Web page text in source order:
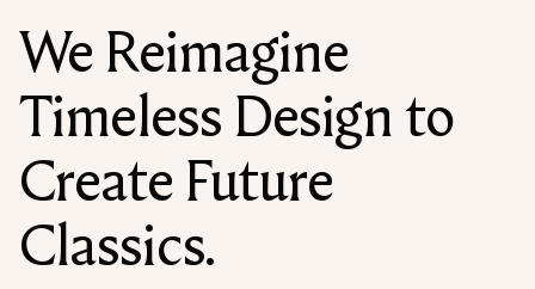
We Reimagine
Timeless Design to
Create Future
Classics.